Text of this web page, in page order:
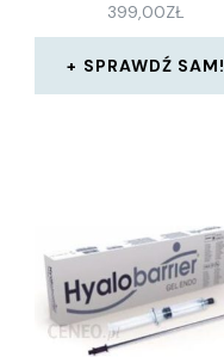
399,00ZŁ
SPRAWDŹ SAM!